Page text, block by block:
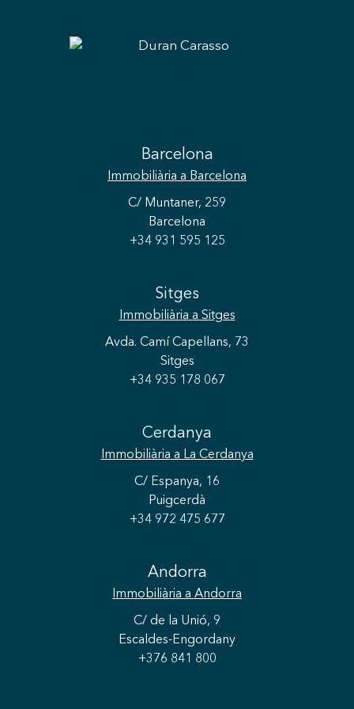
una font, la piscina i una gran zona per relaxar-
Barcelona
Immobiliària a Barcelona
C/ Muntaner, 259
Barcelona
+34 931 595 125
Sitges
Immobiliària a Sitges
Avda. Camí Capellans, 73
Sitges
+34 935 178 067
Cerdanya
Immobiliària a La Cerdanya
C/ Espanya, 16
Puigcerdà
+34 972 475 677
Andorra
Immobiliària a Andorra
C/ de la Unió, 9
Escaldes-Engordany
+376 841 800
Guardar configuració Acceptar totes